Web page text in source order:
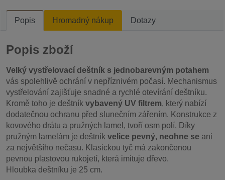
Popis Hromadný nákup Dotazy
Popis zboží
Velký vystřelovací deštník s jednobarevným potahem
vás spolehlivě ochrání v nepříznivém počasí. Mechanismus
vystřelování zajišťuje snadné a rychlé otevírání deštníku.
Kromě toho je deštník vybavený UV filtrem, který nabízí
dodatečnou ochranu před slunečním zářením. Konstrukce z
kovového drátu a pružných lamel, tvoří osm polí. Díky
pružným lamelám je deštník velice pevný, neohne se ani
za největšího nečasu. Klasickou tyč má zakončenou
pevnou plastovou rukojetí, která imituje dřevo.
Hloubka deštníku je 25 cm.